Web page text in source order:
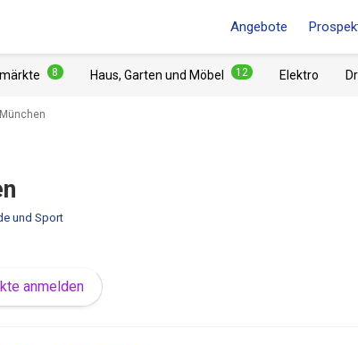
Angebote
8 Haus, Garten und Möbel 12 Elektro
und Sport
anmelden